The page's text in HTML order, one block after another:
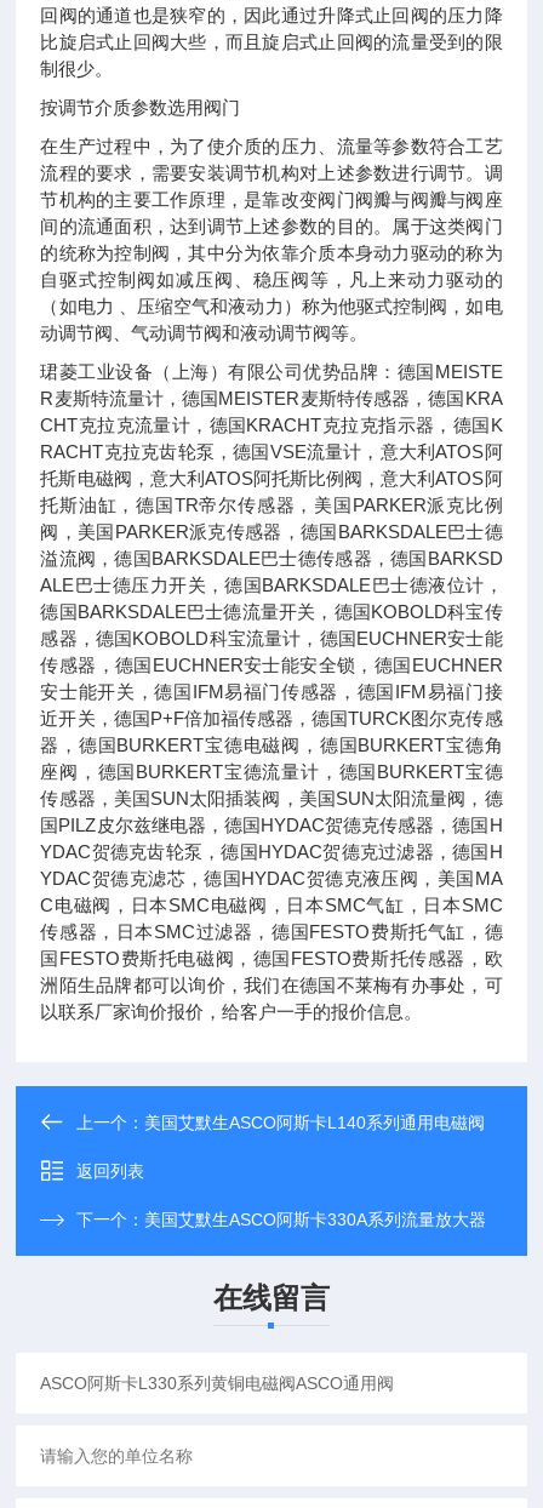
回阀的通道也是狭窄的，因此通过升降式止回阀的压力降
比旋启式止回阀大些，而且旋启式止回阀的流量受到的限
制很少。
按调节介质参数选用阀门
在生产过程中，为了使介质的压力、流量等参数符合工艺
流程的要求，需要安装调节机构对上述参数进行调节。调
节机构的主要工作原理，是靠改变阀门阀瓣与阀瓣与阀座
间的流通面积，达到调节上述参数的目的。属于这类阀门
的统称为控制阀，其中分为依靠介质本身动力驱动的称为
自驱式控制阀如减压阀、稳压阀等，凡上来动力驱动的
（如电力 、压缩空气和液动力）称为他驱式控制阀，如电
动调节阀、气动调节阀和液动调节阀等。
珺菱工业设备（上海）有限公司优势品牌：德国MEISTE
R麦斯特流量计，德国MEISTER麦斯特传感器，德国KRA
CHT克拉克流量计，德国KRACHT克拉克指示器，德国K
RACHT克拉克齿轮泵，德国VSE流量计，意大利ATOS阿
托斯电磁阀，意大利ATOS阿托斯比例阀，意大利ATOS阿
托斯油缸，德国TR帝尔传感器，美国PARKER派克比例
阀，美国PARKER派克传感器，德国BARKSDALE巴士德
溢流阀，德国BARKSDALE巴士德传感器，德国BARKSD
ALE巴士德压力开关，德国BARKSDALE巴士德液位计，
德国BARKSDALE巴士德流量开关，德国KOBOLD科宝传
感器，德国KOBOLD科宝流量计，德国EUCHNER安士能
传感器，德国EUCHNER安士能安全锁，德国EUCHNER
安士能开关，德国IFM易福门传感器，德国IFM易福门接
近开关，德国P+F倍加福传感器，德国TURCK图尔克传感
器，德国BURKERT宝德电磁阀，德国BURKERT宝德角
座阀，德国BURKERT宝德流量计，德国BURKERT宝德
传感器，美国SUN太阳插装阀，美国SUN太阳流量阀，德
国PILZ皮尔兹继电器，德国HYDAC贺德克传感器，德国H
YDAC贺德克齿轮泵，德国HYDAC贺德克过滤器，德国H
YDAC贺德克滤芯，德国HYDAC贺德克液压阀，美国MA
C电磁阀，日本SMC电磁阀，日本SMC气缸，日本SMC
传感器，日本SMC过滤器，德国FESTO费斯托气缸，德
国FESTO费斯托电磁阀，德国FESTO费斯托传感器，欧
洲陌生品牌都可以询价，我们在德国不莱梅有办事处，可
以联系厂家询价报价，给客户一手的报价信息。
上一个： 美国艾默生ASCO阿斯卡L140系列通用电磁阀
返回列表
下一个： 美国艾默生ASCO阿斯卡330A系列流量放大器
在线留言